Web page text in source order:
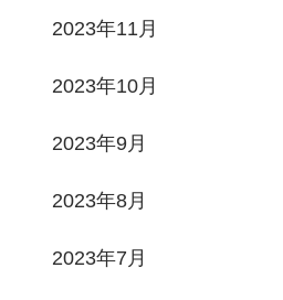
2023年11月
2023年10月
2023年9月
2023年8月
2023年7月